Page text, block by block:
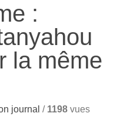
:
la même
journal / 1198 vues